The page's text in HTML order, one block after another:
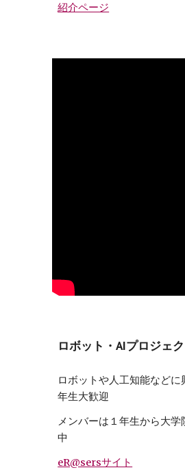
紹介ページ
ロボット・AIプロジェ
ロボットや⼈⼯知能などに
年⽣⼤歓迎
メンバーは１年⽣から⼤学
中
eR@sersサイト